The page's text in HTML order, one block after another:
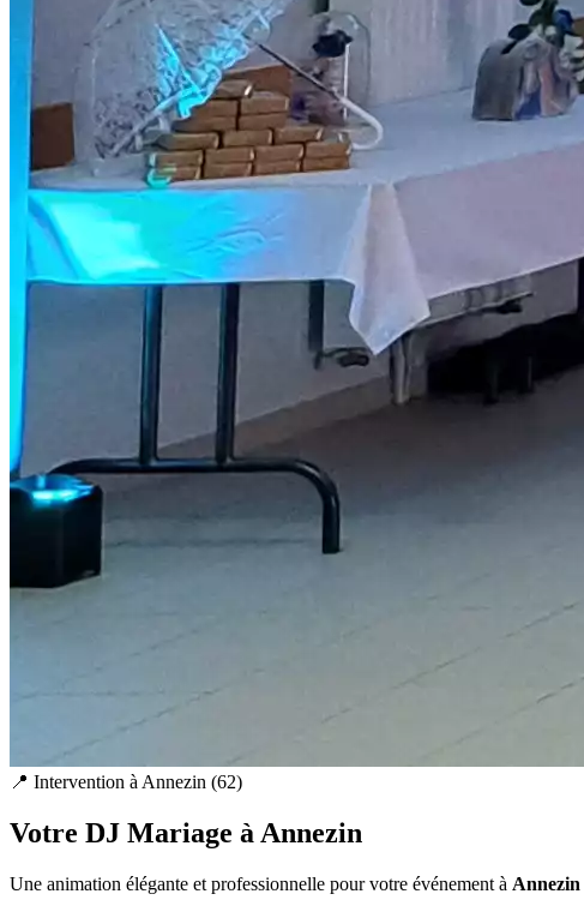
📍 Intervention à Annezin (62)
Votre DJ Mariage àAnnezin
Une animation élégante et professionnelle pour votre événement à Annezin